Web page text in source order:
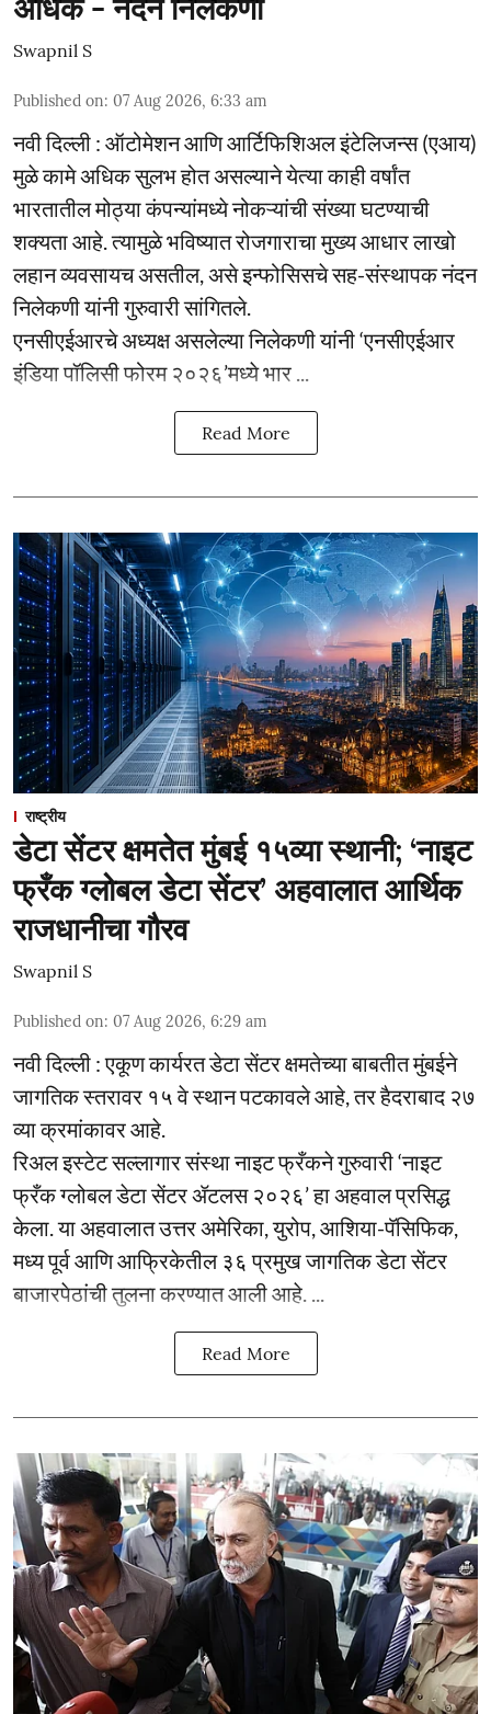
अधिक - नंदन निलेकणी
Swapnil S
Published on: 07 Aug 2026, 6:33 am
नवी दिल्ली : ऑटोमेशन आणि आर्टिफिशिअल इंटेलिजन्स (एआय)
मुळे कामे अधिक सुलभ होत असल्याने येत्या काही वर्षांत
भारतातील मोठ्या कंपन्यांमध्ये नोकऱ्यांची संख्या घटण्याची
शक्यता आहे. त्यामुळे भविष्यात रोजगाराचा मुख्य आधार लाखो
लहान व्यवसायच असतील, असे इन्फोसिसचे सह-संस्थापक नंदन
निलेकणी यांनी गुरुवारी सांगितले.
एनसीएईआरचे अध्यक्ष असलेल्या निलेकणी यांनी ‘एनसीएईआर
इंडिया पॉलिसी फोरम २०२६’मध्ये भार ...
Read More
राष्ट्रीय
डेटा सेंटर क्षमतेत मुंबई १५व्या स्थानी; ‘नाइट
फ्रँक ग्लोबल डेटा सेंटर’ अहवालात आर्थिक
राजधानीचा गौरव
Swapnil S
Published on: 07 Aug 2026, 6:29 am
नवी दिल्ली : एकूण कार्यरत डेटा सेंटर क्षमतेच्या बाबतीत मुंबईने
जागतिक स्तरावर १५ वे स्थान पटकावले आहे, तर हैदराबाद २७
व्या क्रमांकावर आहे.
रिअल इस्टेट सल्लागार संस्था नाइट फ्रँकने गुरुवारी ‘नाइट
फ्रँक ग्लोबल डेटा सेंटर ॲटलस २०२६’ हा अहवाल प्रसिद्ध
केला. या अहवालात उत्तर अमेरिका, युरोप, आशिया-पॅसिफिक,
मध्य पूर्व आणि आफ्रिकेतील ३६ प्रमुख जागतिक डेटा सेंटर
बाजारपेठांची तुलना करण्यात आली आहे. ...
Read More